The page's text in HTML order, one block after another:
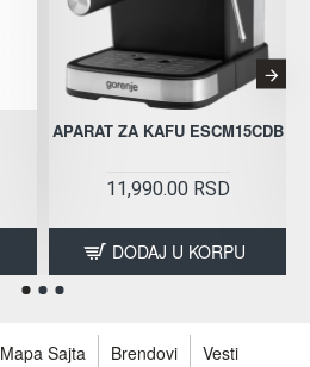
APARAT ZA KAFU ESCM15CDB
11,990.00 RSD
DODAJ U KORPU
Mapa Sajta Brendovi Vesti